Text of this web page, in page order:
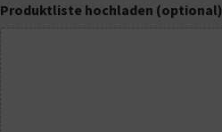
Produktliste hochladen (optional)